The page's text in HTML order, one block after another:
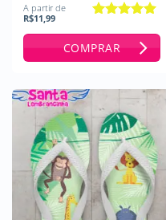
A partir de
R$11,99
COMPRAR